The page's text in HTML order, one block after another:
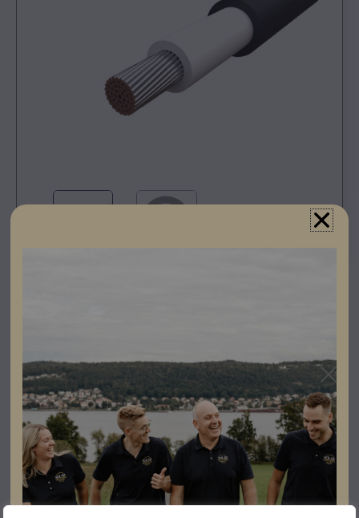
Dubbelisolerad, UV- och väderbeständig, halogenfri
och slitstark. Kan förläggas i mark.
6 mm² för längre dragningar och mindre förluster
Specifikationer